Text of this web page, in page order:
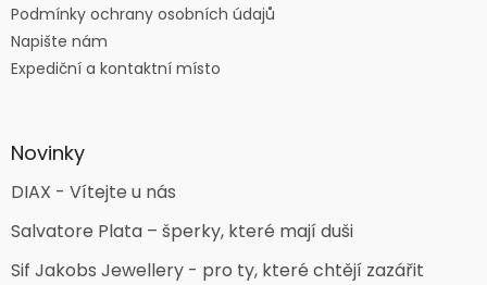
Podmínky ochrany osobních údajů
Napište nám
Expediční a kontaktní místo
Novinky
DIAX - Vítejte u nás
Salvatore Plata – šperky, které mají duši
Sif Jakobs Jewellery - pro ty, které chtějí zazářit